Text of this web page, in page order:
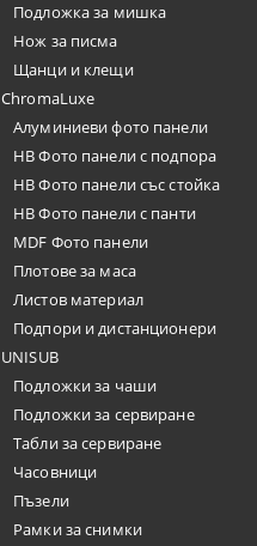
Подложка за мишка
Нож за писма
Щанци и клещи
ChromaLuxe
Алуминиеви фото панели
HB Фото панели с подпора
HB Фото панели със стойка
HB Фото панели с панти
MDF Фото панели
Плотове за маса
Листов материал
Подпори и дистанционери
UNISUB
Подложки за чаши
Подложки за сервиране
Табли за сервиране
Часовници
Пъзели
Рамки за снимки